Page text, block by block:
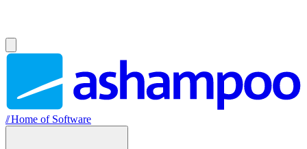
//Home of Software